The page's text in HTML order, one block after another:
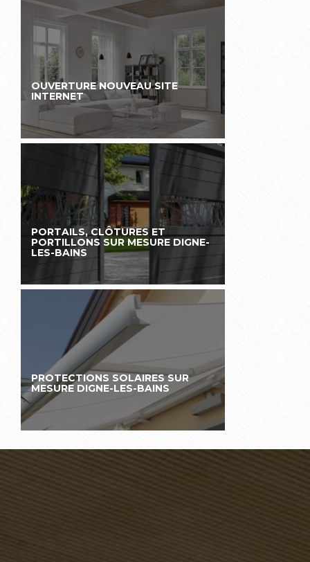
OUVERTURE NOUVEAU SITE
INTERNET
PORTAILS, CLÔTURES ET
PORTILLONS SUR MESURE DIGNE-
LES-BAINS
PROTECTIONS SOLAIRES SUR
MESURE DIGNE-LES-BAINS